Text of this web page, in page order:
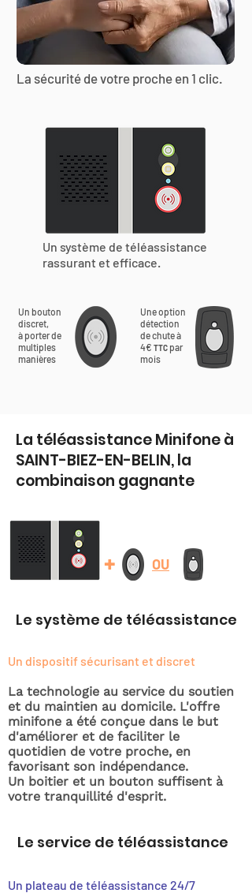
La sécurité de votre proche en 1 clic.
Un système de téléassistance
rassurant et efficace.
Un bouton
discret,
à porter de
multiples
manières
Une option
détection
de chute à
4€ TTC par
mois
La téléassistance Minifone à
SAINT-BIEZ-EN-BELIN, la
combinaison gagnante
+ OU
Le système de téléassistance
Un dispositif sécurisant et discret
La technologie au service du soutien
et du maintien au domicile. L'offre
minifone a été conçue dans le but
d'améliorer et de faciliter le
quotidien de votre proche, en
favorisant son indépendance.
Un boitier et un bouton suffisent à
votre tranquillité d'esprit.
Le service de téléassistance
Un plateau de téléassistance 24/7